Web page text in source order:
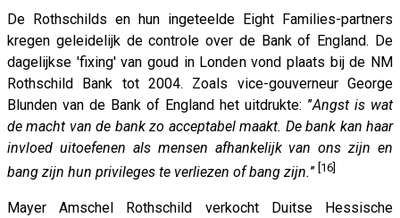
De Rothschilds en hun ingeteelde Eight Families-partners
kregen geleidelijk de controle over de Bank of England. De
dagelijkse 'fixing' van goud in Londen vond plaats bij de NM
Rothschild Bank tot 2004. Zoals vice-gouverneur George
Blunden van de Bank of England het uitdrukte: ”Angst is wat
de macht van de bank zo acceptabel maakt. De bank kan haar
invloed uitoefenen als mensen afhankelijk van ons zijn en
bang zijn hun privileges te verliezen of bang zijn.” [16]
Mayer Amschel Rothschild verkocht Duitse Hessische